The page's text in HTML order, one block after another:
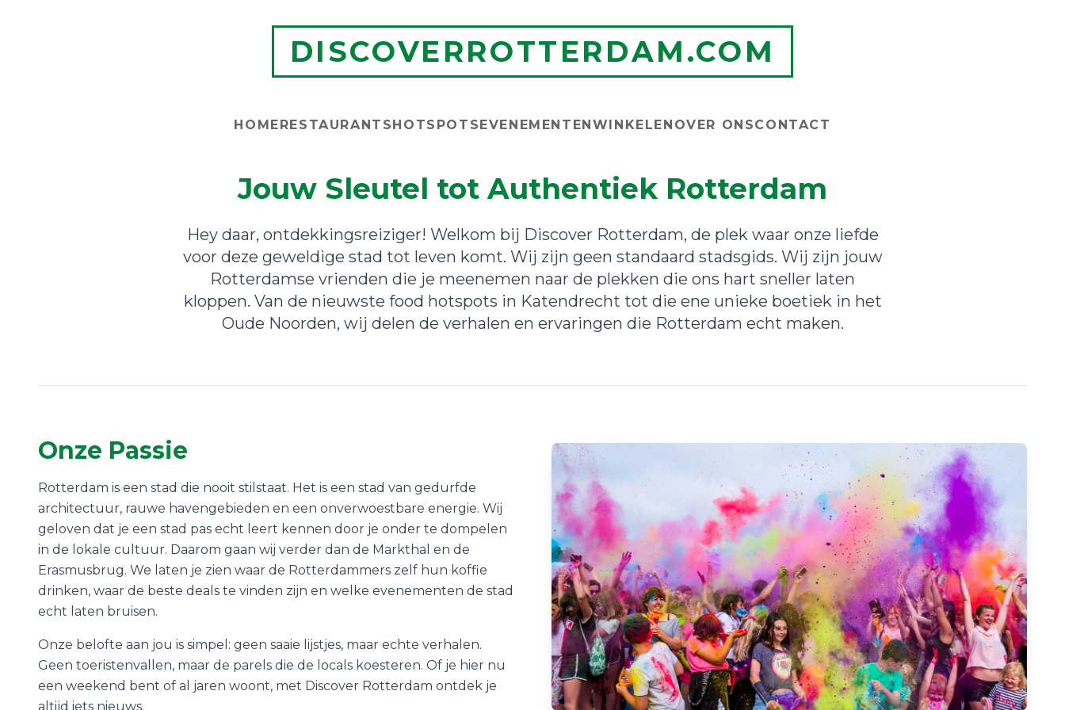
DISCOVERROTTERDAM.COM
HOMERESTAURANTSHOTSPOTSEVENEMENTENWINKELEN OVER ONSCONTACT
Jouw Sleutel tot Authentiek Rotterdam
Hey daar, ontdekkingsreiziger! Welkom bij Discover Rotterdam, de plek waar onze liefde
voor deze geweldige stad tot leven komt. Wij zijn geen standaard stadsgids. Wij zijn jouw
Rotterdamse vrienden die je meenemen naar de plekken die ons hart sneller laten
kloppen. Van de nieuwste food hotspots in Katendrecht tot die ene unieke boetiek in het
Oude Noorden, wij delen de verhalen en ervaringen die Rotterdam echt maken.
Onze Passie
Rotterdam is een stad die nooit stilstaat. Het is een stad van gedurfde
architectuur, rauwe havengebieden en een onverwoestbare energie. Wij
geloven dat je een stad pas echt leert kennen door je onder te dompelen
in de lokale cultuur. Daarom gaan wij verder dan de Markthal en de
Erasmusbrug. We laten je zien waar de Rotterdammers zelf hun koffie
drinken, waar de beste deals te vinden zijn en welke evenementen de stad
echt laten bruisen.
Onze belofte aan jou is simpel: geen saaie lijstjes, maar echte verhalen.
Geen toeristenvallen, maar de parels die de locals koesteren. Of je hier nu
een weekend bent of al jaren woont, met Discover Rotterdam ontdek je
altijd iets nieuws.